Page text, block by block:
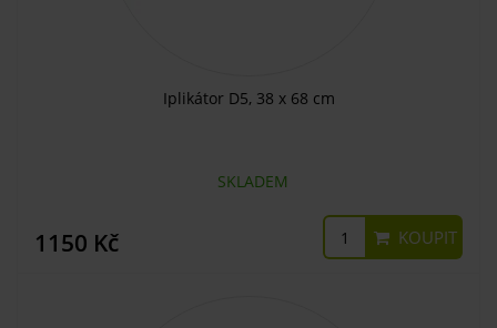
Iplikátor D5, 38 x 68 cm
SKLADEM
1150 Kč KOUPIT